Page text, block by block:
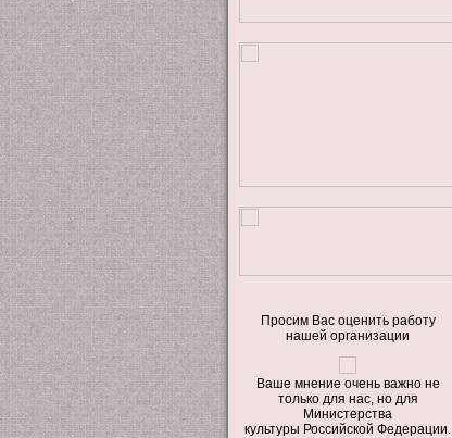
Просим Вас оценить работу
нашей организации
Ваше мнение очень важно не
только для нас, но для
Министерства
культуры Российской Федерации.